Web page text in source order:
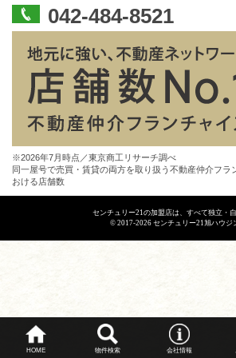
042-484-8521
※2026年7月時点／東京商工リサーチ調べ
同一屋号で売買・賃貸の両方を取り扱う不動産仲介フラ
おける店舗数
センチュリー21の加盟店は、すべて独立・自
© 2017-2026 センチュリー21旭ハウジ
HOME 物件検索 会社情報